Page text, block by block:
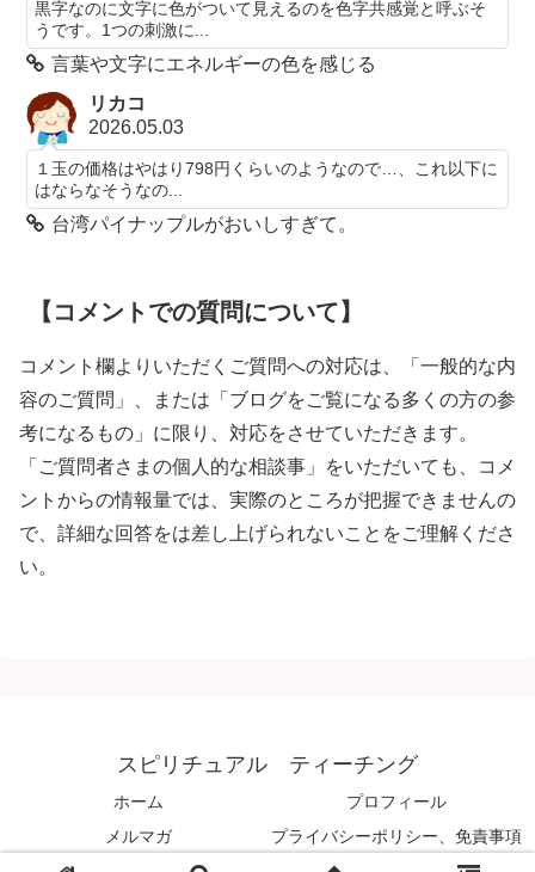
黒字なのに文字に色がついて見えるのを色字共感覚と呼ぶそ
うです。1つの刺激に...
言葉や文字にエネルギーの色を感じる
リカコ
2026.05.03
１玉の価格はやはり798円くらいのようなので…、これ以下に
はならなそうなの...
台湾パイナップルがおいしすぎて。
【コメントでの質問について】
コメント欄よりいただくご質問への対応は、「一般的な内
容のご質問」、または「ブログをご覧になる多くの方の参
考になるもの」に限り、対応をさせていただきます。
「ご質問者さまの個人的な相談事」をいただいても、コメ
ントからの情報量では、実際のところが把握できませんの
で、詳細な回答をは差し上げられないことをご理解くださ
い。
スピリチュアル ティーチング
ホーム
プロフィール
メルマガ
プライバシーポリシー、免責事項